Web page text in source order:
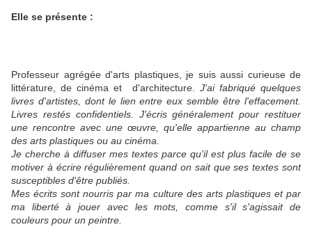
Elle se présente :
Professeur agrégée d'arts plastiques, je suis aussi curieuse de
littérature, de cinéma et d'architecture. J'ai fabriqué quelques
livres d'artistes, dont le lien entre eux semble être l'effacement.
Livres restés confidentiels.
J'écris généralement pour restituer
une rencontre avec une œuvre, qu'elle appartienne au champ
des arts plastiques ou au cinéma.
Je cherche à diffuser mes textes parce qu'il est plus facile de se
motiver à écrire régulièrement quand on sait que ses textes sont
susceptibles d'être publiés.
Mes écrits sont nourris par ma culture des arts plastiques et par
ma
liberté à jouer avec les mots, comme s'il s'agissait de
couleurs pour un peintre.